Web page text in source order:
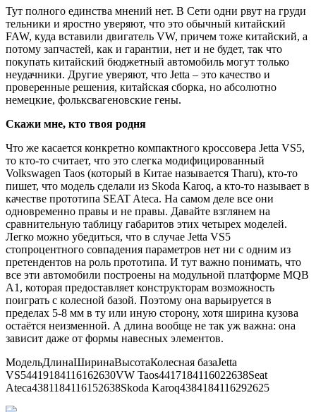
Тут полного единства мнений нет. В Сети одни рвут на груди
тельники и яростно уверяют, что ​​это обычный китайский
FAW, куда вставили двигатель VW, причем тоже китайский, а
потому запчастей, как и гарантии, нет и не будет, так что
покупать китайский бюджетный автомобиль могут только
неудачники. Другие уверяют, что Jetta – это качество и
проверенные решения, китайская сборка, но абсолютно
немецкие, фольксвагеновские гены.
Скажи мне, кто твоя родня
Что же касается конкретно компактного кроссовера Jetta VS5,
то кто-то считает, что это слегка модифицированный
Volkswagen Taos (который в Китае называется Tharu), кто-то
пишет, что модель сделали из Skoda Karoq, а кто-то называет в
качестве прототипа SEAT Ateca. На самом деле все они
одновременно правы и не правы. Давайте взглянем на
сравнительную таблицу габаритов этих четырех моделей.
Легко можно убедиться, что в случае Jetta VS5
стопроцентного совпадения параметров нет ни с одним из
претендентов на роль прототипа. И тут важно понимать, что
все эти автомобили построены на модульной платформе MQB
A1, которая предоставляет конструкторам возможность
поиграть с колесной базой. Поэтому она варьируется в
пределах 5-8 мм в ту или иную сторону, хотя ширина кузова
остаётся неизменной. А длина вообще не так уж важна: она
зависит даже от формы навесных элементов.
МодельДлинаШиринаВысотаКолесная базаJetta
VS54419184116162630VW Taos4417184116022638Seat
Ateca4381184116152638Skoda Karoq4384184116292625